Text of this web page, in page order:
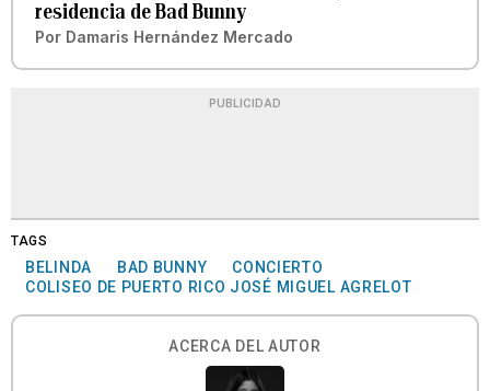
residencia de Bad Bunny
Por Damaris Hernández Mercado
PUBLICIDAD
TAGS
BELINDA BAD BUNNY
CONCIERTO
COLISEO DE PUERTO RICO JOSÉ MIGUEL AGRELOT
ACERCA DEL AUTOR